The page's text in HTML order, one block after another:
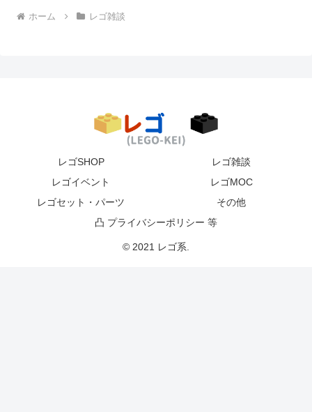
ホーム レゴ雑談
レゴSHOP
レゴ雑談
レゴイベント
レゴMOC
レゴセット・パーツ
その他
凸 プライバシーポリシー 等
© 2021 レゴ系.